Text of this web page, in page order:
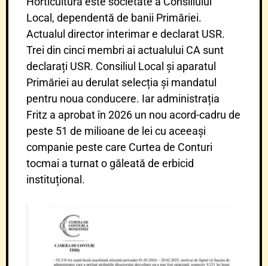
Local, dependentă de banii Primăriei.
Actualul director interimar e declarat USR.
Trei din cinci membri ai actualului CA sunt
declarați USR. Consiliul Local și aparatul
Primăriei au derulat selecția și mandatul
pentru noua conducere. Iar administrația
Fritz a aprobat în 2026 un nou acord-cadru de
peste 51 de milioane de lei cu aceeași
companie peste care Curtea de Conturi
tocmai a turnat o găleată de erbicid
instituțional.